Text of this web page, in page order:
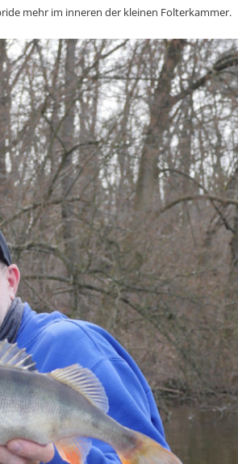
mehr im inneren der kleinen Folterkammer.